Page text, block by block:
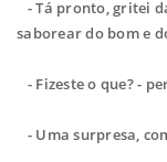
- Tá pronto, gritei
saborear do bom e
- Fizeste o que? -
- Uma surpresa,